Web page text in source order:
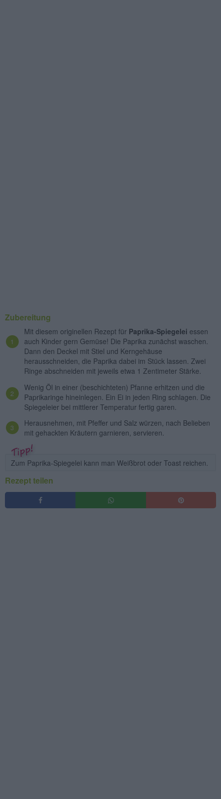
Zubereitung
Mit diesem originellen Rezept für Paprika-Spiegelei essen
auch Kinder gern Gemüse! Die Paprika zunächst waschen.
Dann den Deckel mit Stiel und Kerngehäuse
herausschneiden, die Paprika dabei im Stück lassen. Zwei
Ringe abschneiden mit jeweils etwa 1 Zentimeter Stärke.
Wenig Öl in einer (beschichteten) Pfanne erhitzen und die
Paprikaringe hineinlegen. Ein Ei in jeden Ring schlagen. Die
Spiegeleier bei mittlerer Temperatur fertig garen.
Herausnehmen, mit Pfeffer und Salz würzen, nach Belieben
mit gehackten Kräutern garnieren, servieren.
Zum Paprika-Spiegelei kann man Weißbrot oder Toast reichen.
Rezept teilen